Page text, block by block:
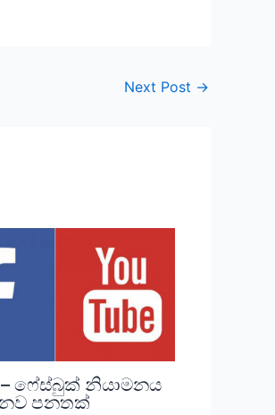
Next Post →
ෆේස්බුක් නියාමනය
පනතක්